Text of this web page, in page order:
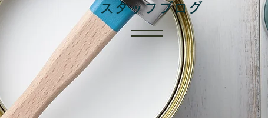
​スタッフブログ